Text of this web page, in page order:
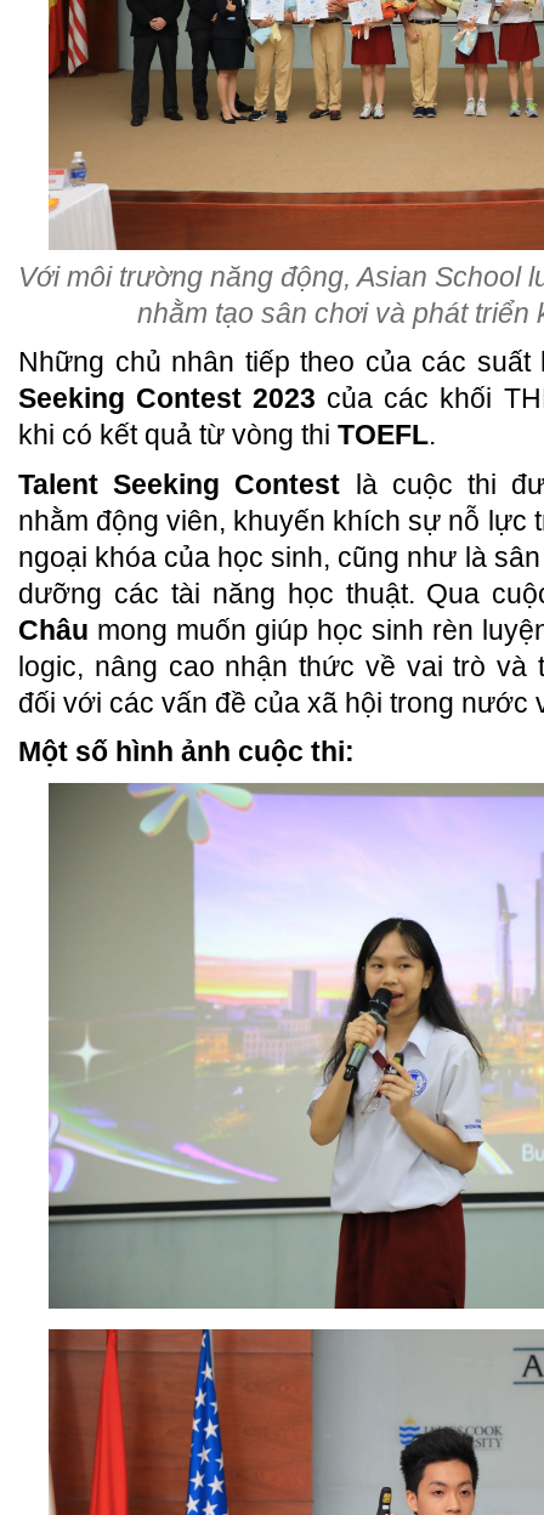
Với môi trường năng động, Asian School
nhằm tạo sân chơi và phát triển
Những chủ nhân tiếp theo của các
Seeking Contest 2023 của các khối
khi có kết quả từ vòng thi TOEFL.
Talent Seeking Contest là cuộc thi
nhằm động viên, khuyến khích sự nỗ lực
ngoại khóa của học sinh, cũng như là
dưỡng các tài năng học thuật. Qua
Châu mong muốn giúp học sinh rèn
logic, nâng cao nhận thức về vai trò và
đối với các vấn đề của xã hội trong nước
Một số hình ảnh cuộc thi: